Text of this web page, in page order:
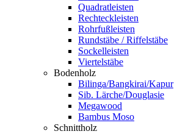
Quadratleisten
Rechteckleisten
Rohrfußleisten
Rundstäbe / Riffelstäbe
Sockelleisten
Viertelstäbe
Bodenholz
Bilinga/Bangkirai/Kapur
Sib. Lärche/Douglasie
Megawood
Bambus Moso
Schnittholz